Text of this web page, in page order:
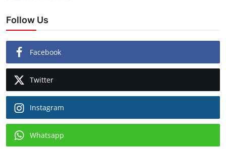
Follow Us
Facebook
Twitter
Instagram
Whatsapp